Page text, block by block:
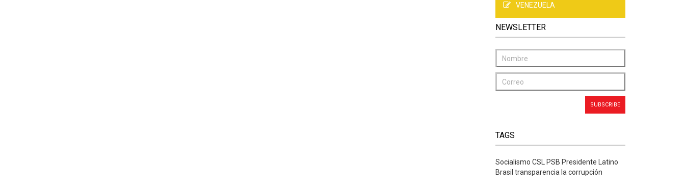
VENEZUELA
NEWSLETTER
TAGS
Socialismo CSL PSB Presidente Latino
Brasil transparencia la corrupción